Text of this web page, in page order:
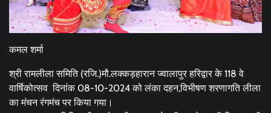
कमल शर्मा
श्री रामलीला समिति (रजि.)मौ.लक्कड़हारान ज्वालापुर हरिद्वार के 118 वे
वार्षिकोत्सव दिनांक 08-10-2024 को लंका दहन,विभीषण शरणागति लीला
का मंचन रंगमंच पर किया गया।